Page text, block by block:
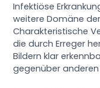
Infektiöse
weitere Domäne
Charakteristische
die durch Erreger
Bildern klar
gegenüber